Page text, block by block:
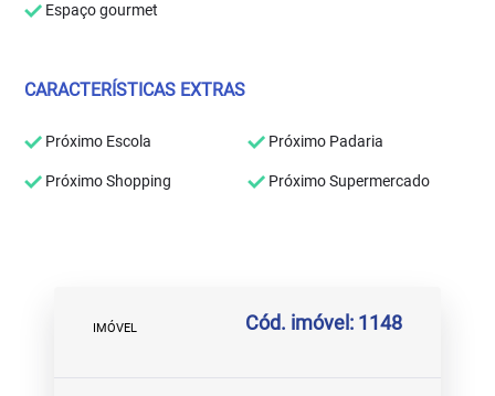
Espaço gourmet
CARACTERÍSTICAS EXTRAS
Próximo Escola Próximo Padaria
Próximo Shopping Próximo Supermercado
IMÓVEL Cód. imóvel: 1148